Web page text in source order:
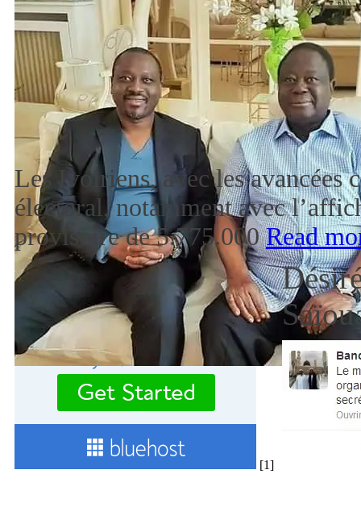
Les Ivoiriens, avec les avancées
électoral, notamment avec
provisoire de 5.775.000Read
[1]